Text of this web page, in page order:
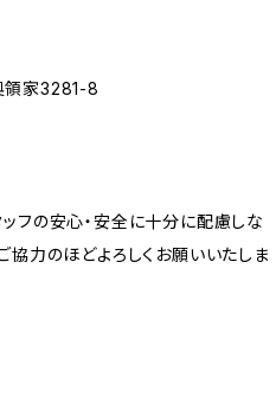
領家3281-8
フの安心・安全に十分に配慮しな
協力のほどよろしくお願いいたしま